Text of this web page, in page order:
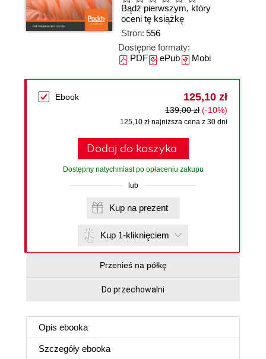
Bądź pierwszym, który
oceni tę książkę
Stron: 556
Dostępne formaty:
PDFePubMobi
Ebook 125,10 zł
139,00 zł (-10%)
125,10 zł najniższa cena z 30 dni
Dodaj do koszyka
Dostępny natychmiast po opłaceniu zakupu
lub
Kup na prezent
Kup 1-kliknięciem
Przenieś na półkę
Do przechowalni
Opis ebooka
Szczegóły ebooka